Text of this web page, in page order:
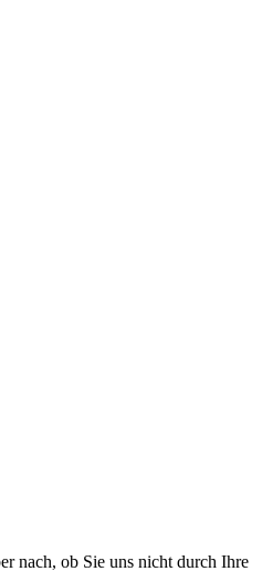
nach, ob Sie uns nicht durch Ihre